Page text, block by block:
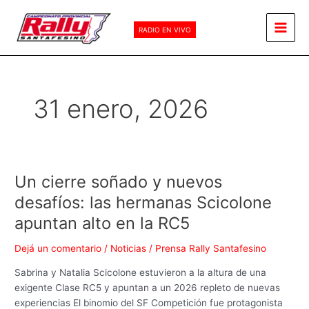
contenido
RADIO EN VIVO
Main
31 enero, 2026
Un cierre soñado y nuevos
desafíos: las hermanas Scicolone
apuntan alto en la RC5
Dejá un comentario / Noticias / Prensa Rally Santafesino
Sabrina y Natalia Scicolone estuvieron a la altura de una
exigente Clase RC5 y apuntan a un 2026 repleto de nuevas
experiencias El binomio del SF Competición fue protagonista
Un
cierre
soñado
y
desafíos:
las
hermanas
Scicolone